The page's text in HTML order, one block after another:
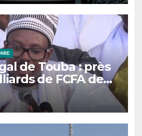
de Touba : près
de FCFA de
économiques en
Serigne Bassirou